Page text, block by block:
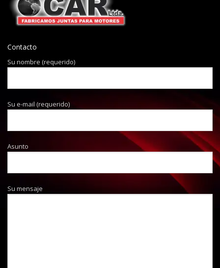
Contacto
Su nombre (requerido)
Su e-mail (requerido)
Asunto
Su mensaje